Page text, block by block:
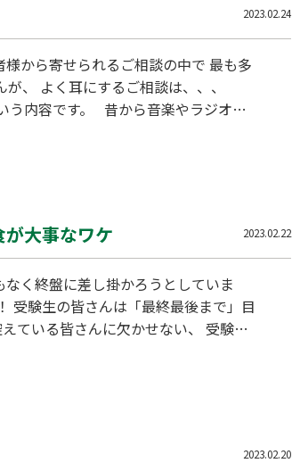
2023.02.24
から寄せられるご相談の中で 最も多
う内容です。 昔から音楽やラジオを
2023.02.22
が大事なワケ
く終盤に差し掛かろうとしていま
受験生の皆さんは「最終最後まで」目
2023.02.20